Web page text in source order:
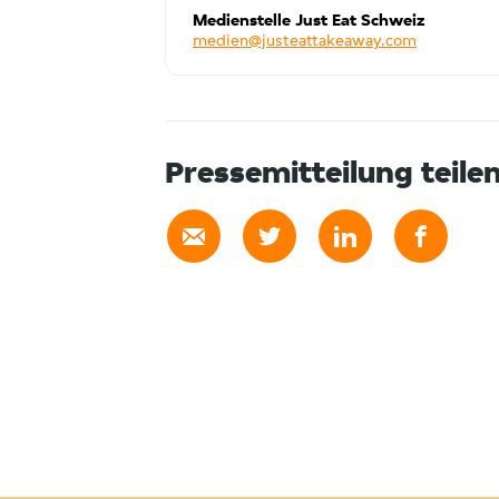
Medienstelle Just Eat Schweiz
medien@justeattakeaway.com
Pressemitteilung